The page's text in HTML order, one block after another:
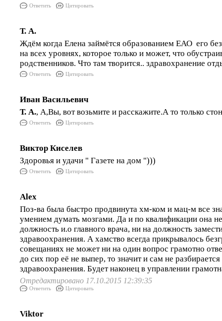
Ответить Цитировать
Т. А.
Ждём когда Елена займётся образованием ЕАО его
на всех уровнях, которое только и может, что
родственников. Что там творится.. здравохранение
Ответить Цитировать
Иван Васильевич
Т. А., А,Вы, вот возьмите и расскажите.А то только
Ответить Цитировать
Виктор Киселев
Здоровья и удачи " Газете на дом ")))
Ответить Цитировать
Alex
Поз-ва была быстро продвинута хм-ком и мац-м все
умением думать мозгами. Да и по квалификации она
должность и.о главного врача, ни на должность
здравоохранения. А хамство всегда прикрывалось
совещаниях не может ни на один вопрос грамотно
до сих пор её не выпер, то значит и сам не
здравоохранения. Будет наконец в управлении
Отредактировано 17.10.2015 12:39:35
Ответить Цитировать
Viktor